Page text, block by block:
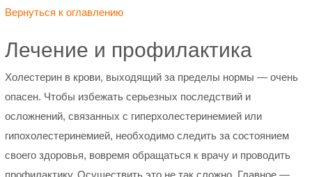
Вернуться к оглавлению
Лечение и профилактика
Холестерин в крови, выходящий за пределы нормы — очень
опасен. Чтобы избежать серьезных последствий и
осложнений, связанных с гиперхолестеринемией или
гипохолестеринемией, необходимо следить за состоянием
своего здоровья, вовремя обращаться к врачу и проводить
профилактику. Осуществить это не так сложно. Главное —